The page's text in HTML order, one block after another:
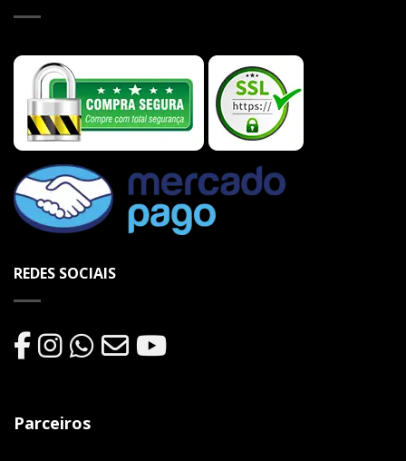
REDES SOCIAIS
Parceiros